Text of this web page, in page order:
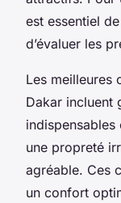
est essentiel
d’évaluer les
Les meilleures
Dakar incluent
une propreté
agréable. Ces
un confort